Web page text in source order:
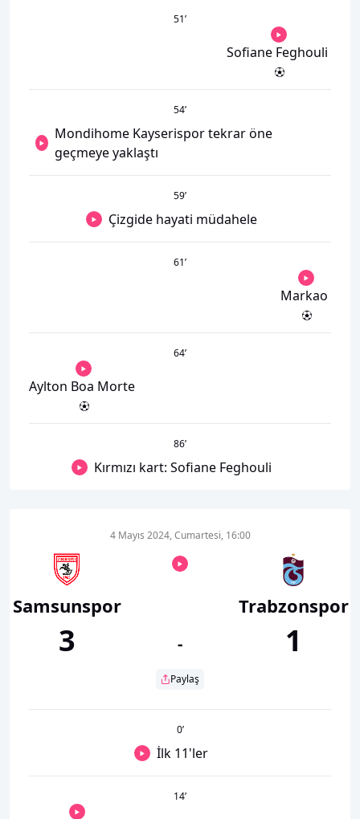
51’
Sofiane Feghouli
54’
Mondihome Kayserispor tekrar öne
geçmeye yaklaştı
59’
Çizgide hayati müdahele
61’
Markao
64’
Aylton Boa Morte
86’
Kırmızı kart: Sofiane Feghouli
Samsunspor
3
4 Mayıs 2024, Cumartesi, 16:00
-
Paylaş
Trabzonspor
1
0’
İlk 11'ler
14’